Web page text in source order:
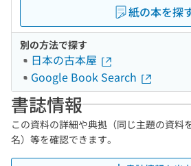
紙の本を探
別の方法で探す
日本の古本屋
Google Book Search
書誌情報
この資料の詳細や典拠（同じ主題の資料
名）等を確認できます。